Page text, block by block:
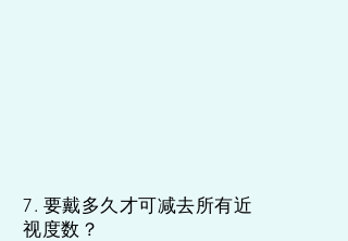
7. 要戴多久才可减去所有近
视度数？